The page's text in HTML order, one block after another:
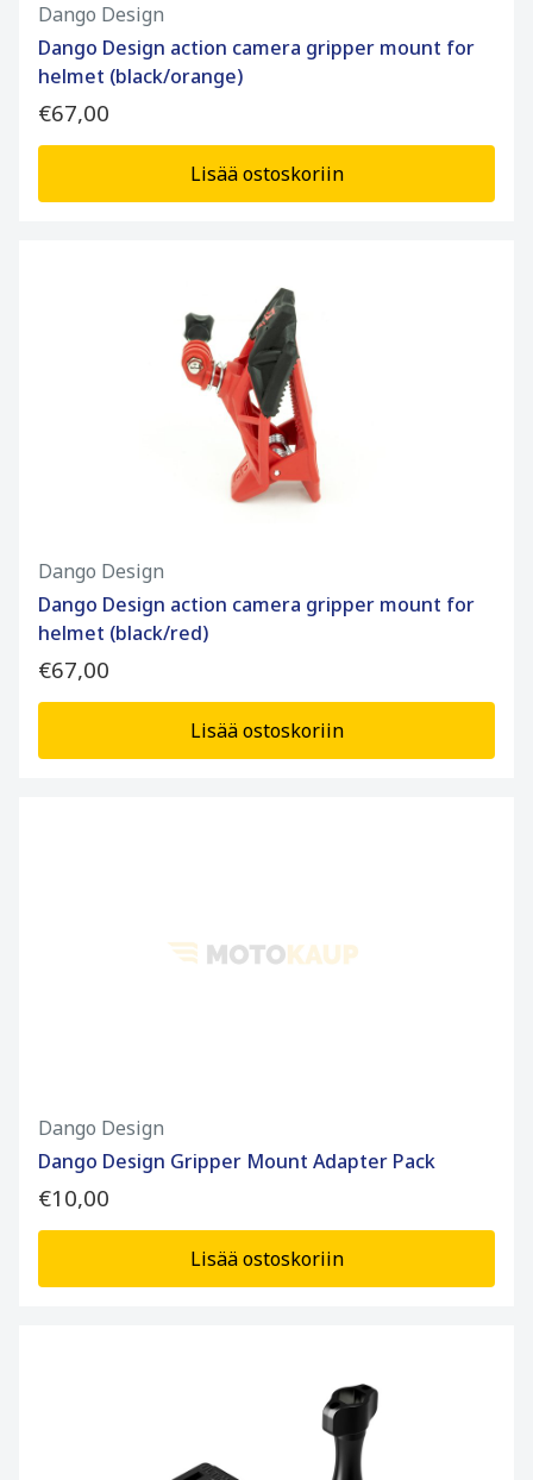
Dango Design
Dango Design action camera gripper mount for
helmet (black/orange)
€67,00
Lisää ostoskoriin
Dango Design
Dango Design action camera gripper mount for
helmet (black/red)
€67,00
Lisää ostoskoriin
Dango Design
Dango Design Gripper Mount Adapter Pack
€10,00
Lisää ostoskoriin